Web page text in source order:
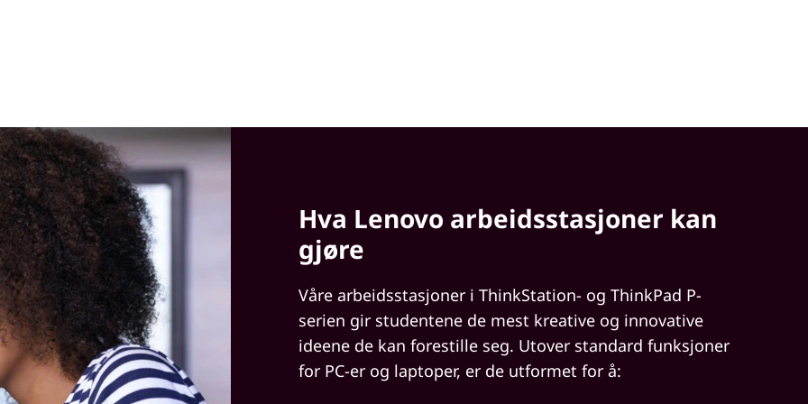
Hva Lenovo arbeidsstasjoner kan
gjøre
Våre arbeidsstasjoner i ThinkStation- og ThinkPad P-
serien gir studentene de mest kreative og innovative
ideene de kan forestille seg. Utover standard funksjoner
for PC-er og laptoper, er de utformet for å: